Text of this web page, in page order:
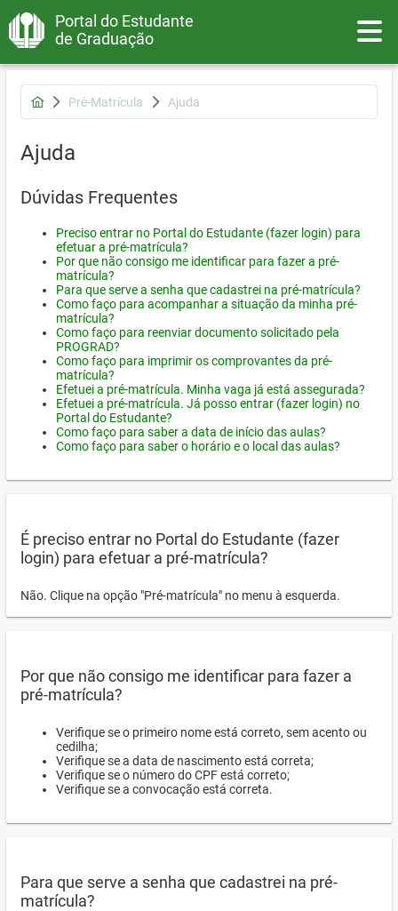
Portal do Estudante
de Graduação
Pré-Matrícula Ajuda
Ajuda
Dúvidas Frequentes
Preciso entrar no Portal do Estudante (fazer login) para
efetuar a pré-matrícula?
Por que não consigo me identificar para fazer a pré-
matrícula?
Para que serve a senha que cadastrei na pré-matrícula?
Como faço para acompanhar a situação da minha pré-
matrícula?
Como faço para reenviar documento solicitado pela
PROGRAD?
Como faço para imprimir os comprovantes da pré-
matrícula?
Efetuei a pré-matrícula. Minha vaga já está assegurada?
Efetuei a pré-matrícula. Já posso entrar (fazer login) no
Portal do Estudante?
Como faço para saber a data de início das aulas?
Como faço para saber o horário e o local das aulas?
É preciso entrar no Portal do Estudante (fazer
login) para efetuar a pré-matrícula?
Não. Clique na opção "Pré-matrícula" no menu à esquerda.
Por que não consigo me identificar para fazer a
pré-matrícula?
Verifique se o primeiro nome está correto, sem acento ou
cedilha;
Verifique se a data de nascimento está correta;
Verifique se o número do CPF está correto;
Verifique se a convocação está correta.
Para que serve a senha que cadastrei na pré-
matrícula?